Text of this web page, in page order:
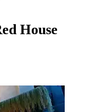
House